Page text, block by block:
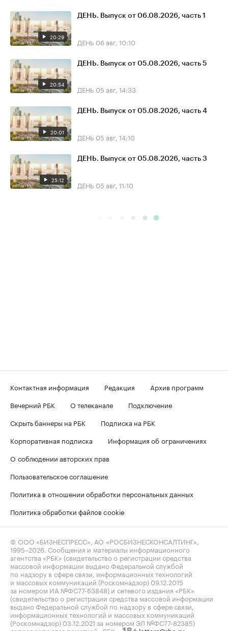
20:29
ДЕНЬ. Выпуск от 06.08.2026, часть 1
ДЕНЬ 06 авг, 10:10
20:54
ДЕНЬ. Выпуск от 05.08.2026, часть 5
ДЕНЬ 05 авг, 14:33
20:01
ДЕНЬ. Выпуск от 05.08.2026, часть 4
ДЕНЬ 05 авг, 14:10
25:12
ДЕНЬ. Выпуск от 05.08.2026, часть 3
ДЕНЬ 05 авг, 11:10
Контактная информация Редакция
Архив программ
Вечерний РБК
О телеканале
Подключение
Скрыть баннеры на РБК
Подписка на РБК
Корпоративная подписка
Информация об ограничениях
О соблюдении авторских прав
Пользовательское соглашение
Политика в отношении обработки персональных данных
Политика обработки файлов cookie
© ООО «БИЗНЕСПРЕСС», АО «РОСБИЗНЕСКОНСАЛТИНГ»,
1995–2026 . Сообщения и материалы информационного
агентства «РБК» (свидетельство о регистрации средства
массовой информации выдано Федеральной службой
по надзору в сфере связи, информационных технологий
и массовых коммуникаций (Роскомнадзор) 09.12.2015
за номером ИА №ФС77-63848) и сетевого издания «РБК»
(свидетельство о регистрации средства массовой информации
выдано Федеральной службой по надзору в сфере связи,
информационных технологий и массовых коммуникаций
(Роскомнадзор) 03.12.2021 за номером ЭЛ №ФС77-82385)